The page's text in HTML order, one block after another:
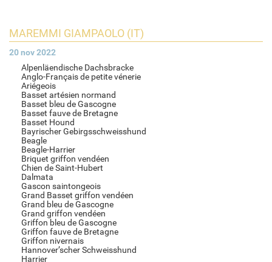
MAREMMI GIAMPAOLO (IT)
20 nov 2022
Alpenläendische Dachsbracke
Anglo-Français de petite vénerie
Ariégeois
Basset artésien normand
Basset bleu de Gascogne
Basset fauve de Bretagne
Basset Hound
Bayrischer Gebirgsschweisshund
Beagle
Beagle-Harrier
Briquet griffon vendéen
Chien de Saint-Hubert
Dalmata
Gascon saintongeois
Grand Basset griffon vendéen
Grand bleu de Gascogne
Grand griffon vendéen
Griffon bleu de Gascogne
Griffon fauve de Bretagne
Griffon nivernais
Hannover’scher Schweisshund
Harrier